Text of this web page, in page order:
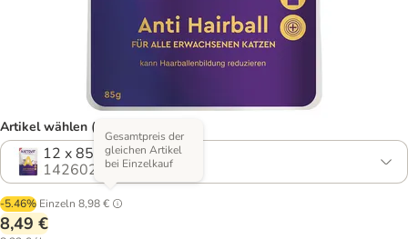
Artikel wählen (3 Varianten)
12 x 85 g
1426026.0
-5.46% Einzeln 8,98 €
Gesamtpreis der
gleichen Artikel
bei Einzelkauf
8,49 €